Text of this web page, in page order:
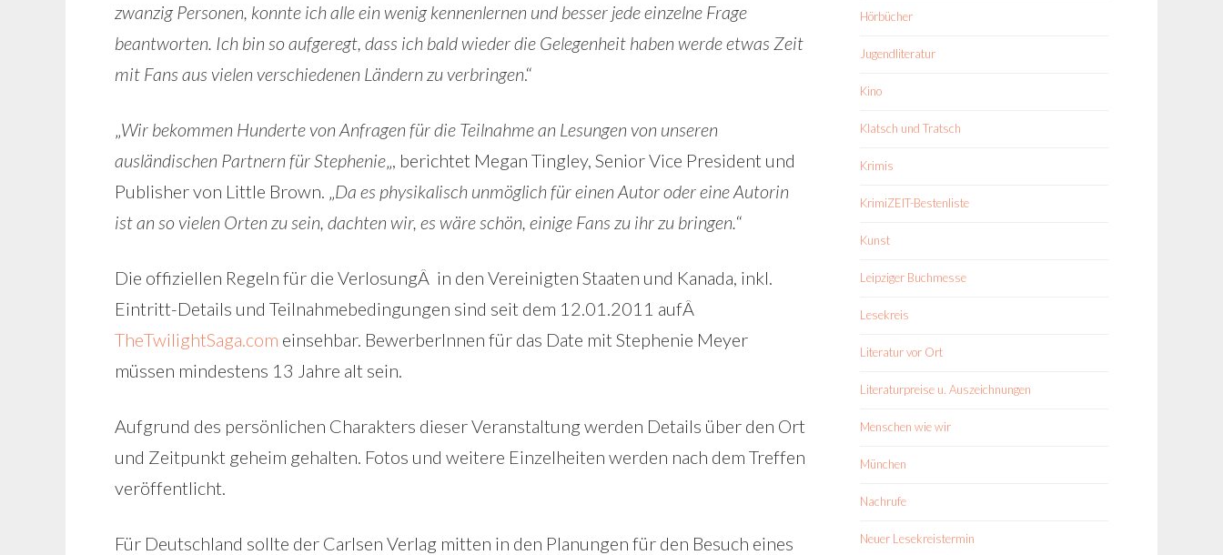
zwanzig Personen, konnte ich alle ein wenig kennenlernen und besser jede einzelne Frage
beantworten. Ich bin so aufgeregt, dass ich bald wieder die Gelegenheit haben werde etwas Zeit
mit Fans aus vielen verschiedenen Ländern zu verbringen.“
„Wir bekommen Hunderte von Anfragen für die Teilnahme an Lesungen von unseren
ausländischen Partnern für Stephenie„, berichtet Megan Tingley, Senior Vice President und
Publisher von Little Brown. „Da es physikalisch unmöglich für einen Autor oder eine Autorin
ist an so vielen Orten zu sein, dachten wir, es wäre schön, einige Fans zu ihr zu bringen.“
Die offiziellen Regeln für die VerlosungÂ in den Vereinigten Staaten und Kanada, inkl.
Eintritt-Details und Teilnahmebedingungen sind seit dem 12.01.2011 aufÂ
TheTwilightSaga.com einsehbar. BewerberInnen für das Date mit Stephenie Meyer
müssen mindestens 13 Jahre alt sein.
Aufgrund des persönlichen Charakters dieser Veranstaltung werden Details über den Ort
und Zeitpunkt geheim gehalten. Fotos und weitere Einzelheiten werden nach dem Treffen
veröffentlicht.
Für Deutschland sollte der Carlsen Verlag mitten in den Planungen für den Besuch eines
Hörbücher
Jugendliteratur
Kino
Klatsch und Tratsch
Krimis
KrimiZEIT-Bestenliste
Kunst
Leipziger Buchmesse
Lesekreis
Literatur vor Ort
Literaturpreise u. Auszeichnungen
Menschen wie wir
München
Nachrufe
Neuer Lesekreistermin